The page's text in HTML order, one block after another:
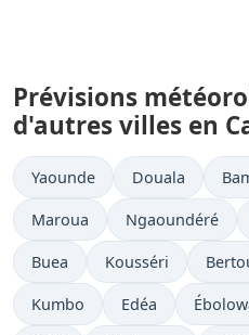
Prévisions
d'autres villes en
Yaounde Douala
Maroua Ngaoundéré
Buea Kousséri
Kumbo Edéa